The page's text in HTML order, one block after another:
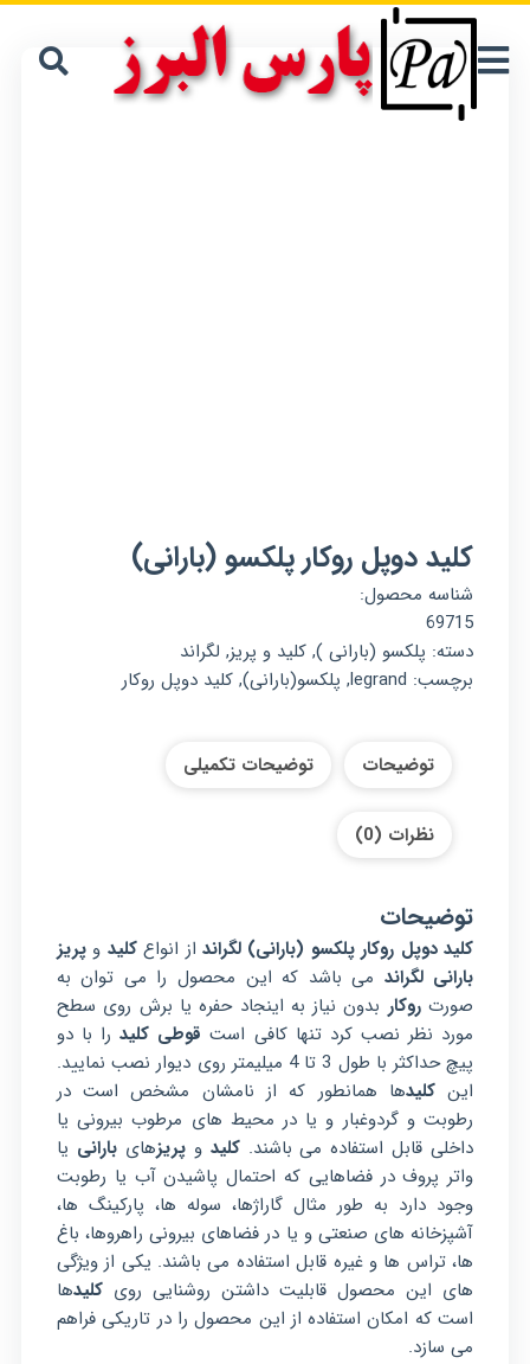
کلید دوپل روکار پلکسو (بارانی)
شناسه محصول:
69715
دسته: پلکسو (بارانی ), کلید و پریز, لگراند
برچسب: legrand
, پلکسو(بارانی), کلید دوپل روکار
توضیحات توضیحات تکمیلی
نظرات (0)
توضیحات
کلید دوپل روکار پلکسو (بارانی) لگرانداز انواعکلید وپریز
بارانی لگراند می باشد که این محصول را می توان به
صورتروکار بدون نیاز به اینجاد حفره یا برش روی سطح
مورد نظر نصب کرد تنها کافی است قوطی کلیدرا با دو
پیچ حداکثر با طول 3 تا 4 میلیمتر روی دیوار نصب نمایید.
اینکلیدها همانطور که از نامشان مشخص است در
رطوبت و گردوغبار و یا در محیط های مرطوب بیرونی یا
داخلی قابل استفاده می باشند.کلید و پریزهایبارانی یا
واتر پروف در فضاهایی که احتمال پاشیدن آب یا رطوبت
وجود دارد به طور مثال گاراژها، سوله ها، پارکینگ ها،
آشپزخانه های صنعتی و یا در فضاهای بیرونی راهروها، باغ
ها، تراس ها و غیره قابل استفاده می باشند. یکی از ویژگی
های این محصول قابلیت داشتن روشنایی رویکلیدها
است که امکان استفاده از این محصول را در تاریکی فراهم
می سازد.